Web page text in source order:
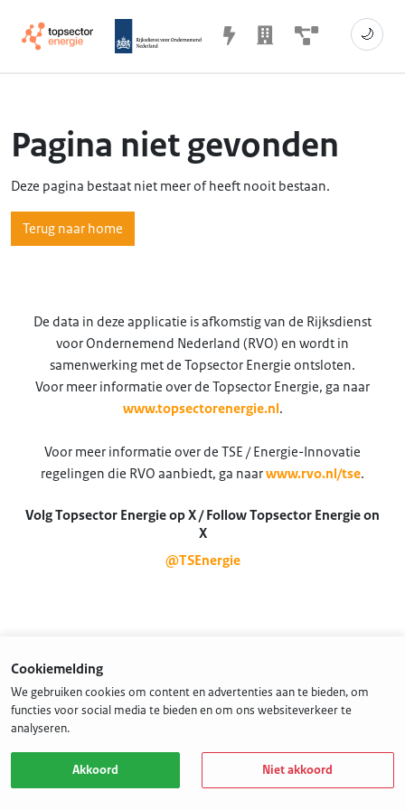
🌙
Pagina niet gevonden
Deze pagina bestaat niet meer of heeft nooit bestaan.
Terug naar home
De data in deze applicatie is afkomstig van de Rijksdienst
voor Ondernemend Nederland (RVO) en wordt in
samenwerking met de Topsector Energie ontsloten.
Voor meer informatie over de Topsector Energie, ga naar
www.topsectorenergie.nl .
Voor meer informatie over de TSE / Energie-Innovatie
regelingen die RVO aanbiedt, ga naarwww.rvo.nl/tse.
Volg Topsector Energie op X / Follow Topsector Energie on
X
@TSEnergie
Cookiemelding
We gebruiken cookies om content en advertenties aan te bieden, om
functies voor social media te bieden en om ons websiteverkeer te
analyseren.
Akkoord Niet akkoord